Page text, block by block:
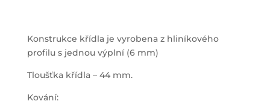
Konstrukce křídla je vyrobena z hliníkového
profilu s jednou výplní (6 mm)
Tloušťka křídla – 44 mm.
Kování: